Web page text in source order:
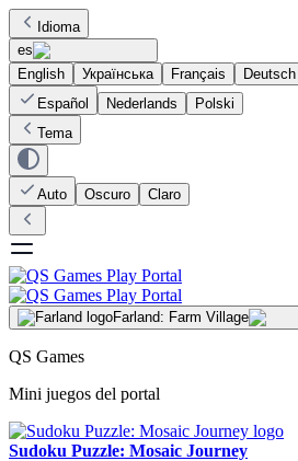
Idioma
es
English
Українська Français Deutsch
Español
Nederlands
Polski
Tema
Auto Oscuro Claro
Farland: Farm Village
QS Games
Mini juegos del portal
Sudoku Puzzle: Mosaic Journey